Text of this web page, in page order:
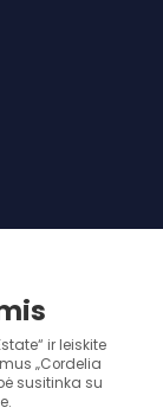
ir leiskite
„Cordelia
susitinka su